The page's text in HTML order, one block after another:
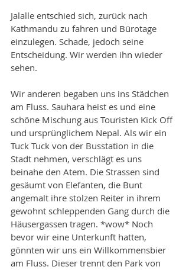
Jalalle entschied sich, zurück nach
Kathmandu zu fahren und Bürotage
einzulegen. Schade, jedoch seine
Entscheidung. Wir werden ihn wieder
sehen.
Wir anderen begaben uns ins Städchen
am Fluss. Sauhara heist es und eine
schöne Mischung aus Touristen Kick Off
und ursprünglichem Nepal. Als wir ein
Tuck Tuck von der Busstation in die
Stadt nehmen, verschlägt es uns
beinahe den Atem. Die Strassen sind
gesäumt von Elefanten, die Bunt
angemalt ihre stolzen Reiter in ihrem
gewohnt schleppenden Gang durch die
Häusergassen tragen. *wow* Noch
bevor wir eine Unterkunft hatten,
gönnten wir uns ein Willkommensbier
am Fluss. Dieser trennt den Park von